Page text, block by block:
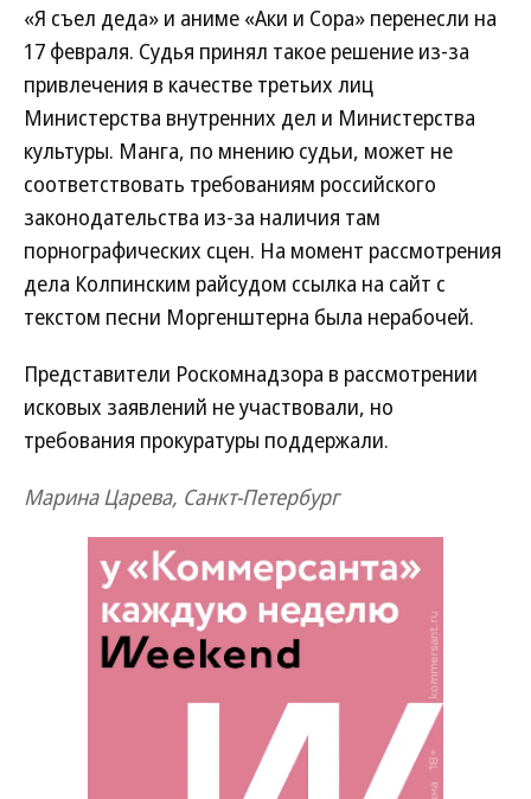
«Я съел деда» и аниме «Аки и Сора» перенесли на
17 февраля. Судья принял такое решение из-за
привлечения в качестве третьих лиц
Министерства внутренних дел и Министерства
культуры. Манга, по мнению судьи, может не
соответствовать требованиям российского
законодательства из-за наличия там
порнографических сцен. На момент рассмотрения
дела Колпинским райсудом ссылка на сайт с
текстом песни Моргенштерна была нерабочей.
Представители Роскомнадзора в рассмотрении
исковых заявлений не участвовали, но
требования прокуратуры поддержали.
Марина Царева, Санкт-Петербург